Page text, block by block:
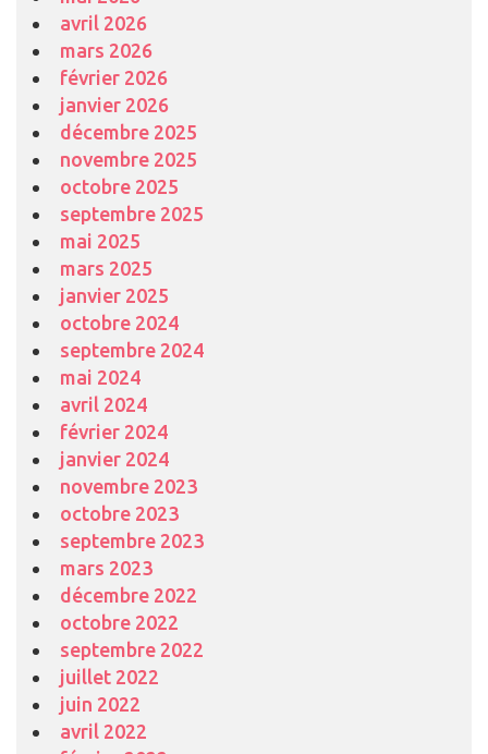
avril 2026
mars 2026
février 2026
janvier 2026
décembre 2025
novembre 2025
octobre 2025
septembre 2025
mai 2025
mars 2025
janvier 2025
octobre 2024
septembre 2024
mai 2024
avril 2024
février 2024
janvier 2024
novembre 2023
octobre 2023
septembre 2023
mars 2023
décembre 2022
octobre 2022
septembre 2022
juillet 2022
juin 2022
avril 2022